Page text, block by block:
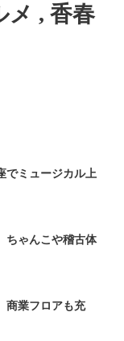
メ , 香春
ミュージカル上
ちゃんこや稽古体
商業フロアも充